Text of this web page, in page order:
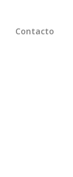
Contacto